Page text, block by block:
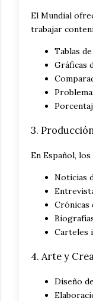
El Mundial
trabajar
Tablas
Gráficas
3.
En Español,
Noticias
Crónicas
Carteles
4. Arte y
Diseño